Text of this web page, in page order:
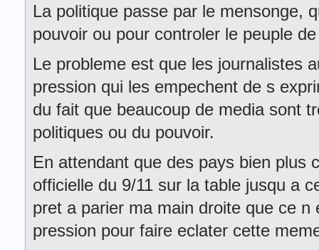
La politique passe par le mensonge,
pouvoir ou pour controler le peuple
Le probleme est que les journalistes
pression qui les empechent de s
du fait que beaucoup de media sont
politiques ou du pouvoir.
En attendant que des pays bien plus
officielle du 9/11 sur la table jusqu a
pret a parier ma main droite que ce
pression pour faire eclater cette